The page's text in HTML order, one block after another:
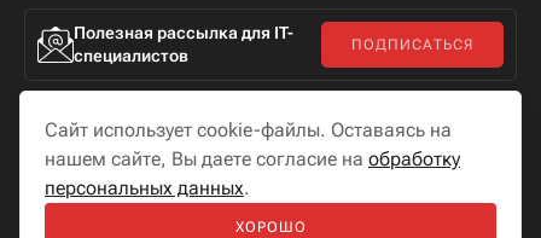
Полезная рассылка для IT-
специалистов
ПОДПИСАТЬСЯ
Мы в соцсетях
Разработка сайта —
Сайт использует cookie-файлы. Оставаясь на
нашем сайте, Вы даете согласие на обработку
персональных данных.
ХОРОШО